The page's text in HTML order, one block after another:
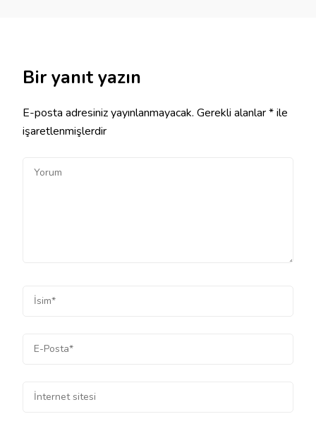
Bir yanıt yazın
E-posta adresiniz yayınlanmayacak. Gerekli alanlar*ile
işaretlenmişlerdir